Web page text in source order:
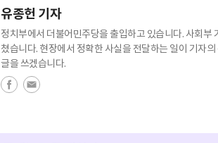
유종헌 기자
정치부에서 더불어민주당을 출입하고 있습니다. 사회부
쳤습니다. 현장에서 정확한 사실을 전달하는 일이 기자
글을 쓰겠습니다.